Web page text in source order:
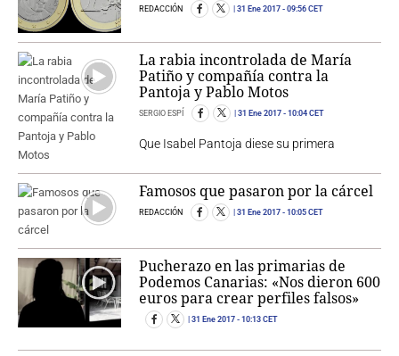
REDACCIÓN 31 Ene 2017 - 09:56 CET
La rabia incontrolada de María
Patiño y compañía contra la
Pantoja y Pablo Motos
SERGIO ESPÍ 31 Ene 2017 - 10:04 CET
Que Isabel Pantoja diese su primera
Famosos que pasaron por la cárcel
REDACCIÓN 31 Ene 2017 - 10:05 CET
Pucherazo en las primarias de
Podemos Canarias: «Nos dieron 600
euros para crear perfiles falsos»
31 Ene 2017 - 10:13 CET